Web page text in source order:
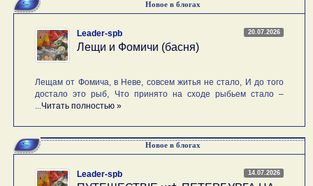
Новое в блогах
20.07.2026
Leader-spb
Лещи и Фомичи (басня)
Лещам от Фомича, в Неве, совсем житья не стало, И до того
достало это рыб, Что принято на сходе рыбьем стало –
Читать полностью »
Новое в блогах
14.07.2026
Leader-spb